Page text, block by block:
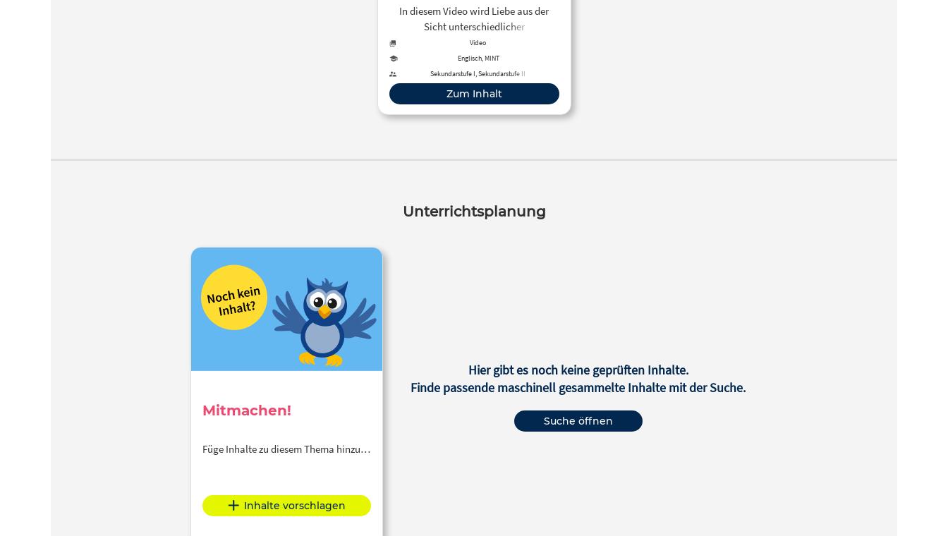
In diesem Video wird Liebe aus der
Sicht unterschiedlicher
Wissenschaften aber vor allem in
Bezug auf die biochemischen
Vorgänge im Gehirn erklärt. Die
wichtigsten Aussagen werden auch als
Text eingeblendet.
Video
Englisch, MINT
Sekundarstufe I, Sekundarstufe II
Zum Inhalt
Unterrichtsplanung
Mitmachen!
Füge Inhalte zu diesem Thema hinzu…
Inhalte vorschlagen
Hier gibt es noch keine geprüften Inhalte.
Finde passende maschinell gesammelte Inhalte mit der Suche.
Suche öffnen